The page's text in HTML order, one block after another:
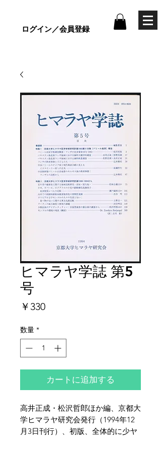
ログイン／会員登録
ヒマラヤ学誌 第5
号
￥330価
数量 *
カートに追加する
高井正成・松沢哲郎ほか編、京都大
学ヒマラヤ研究会発行（1994年12
月3日刊行）、初版、全体的に少ヤ